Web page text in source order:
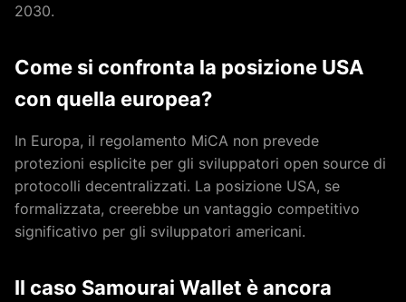
2030.
Come si confronta la posizione USA
con quella europea?
In Europa, il regolamento MiCA non prevede
protezioni esplicite per gli sviluppatori open source di
protocolli decentralizzati. La posizione USA, se
formalizzata, creerebbe un vantaggio competitivo
significativo per gli sviluppatori americani.
Il caso Samourai Wallet è ancora